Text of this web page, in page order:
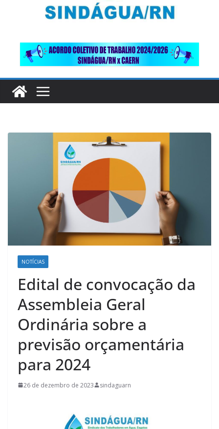
NOTÍCIAS
Edital de convocação da
Assembleia Geral
Ordinária sobre a
previsão orçamentária
para 2024
26 de dezembro de 2023 sindaguarn